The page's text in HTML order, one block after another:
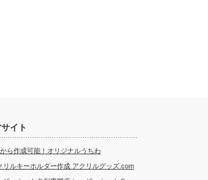
イト
ら作成可能！オリジナルうちわ
リルキーホルダー作成 アクリルグッズ.com